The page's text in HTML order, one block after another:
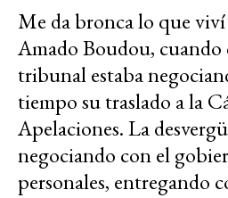
Me da bronca lo que
Amado Boudou, cuando
tribunal estaba
tiempo su traslado a la
Apelaciones. La
negociando con el
personales, entregando